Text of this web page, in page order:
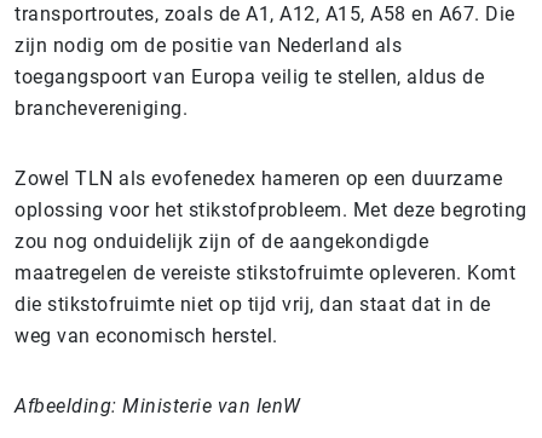
transportroutes, zoals de A1, A12, A15, A58 en A67. Die
zijn nodig om de positie van Nederland als
toegangspoort van Europa veilig te stellen, aldus de
branchevereniging.
Zowel TLN als evofenedex hameren op een duurzame
oplossing voor het stikstofprobleem. Met deze begroting
zou nog onduidelijk zijn of de aangekondigde
maatregelen de vereiste stikstofruimte opleveren. Komt
die stikstofruimte niet op tijd vrij, dan staat dat in de
weg van economisch herstel.
Afbeelding: Ministerie van IenW